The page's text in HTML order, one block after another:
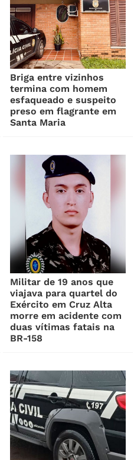
Briga entre vizinhos
termina com homem
esfaqueado e suspeito
preso em flagrante em
Santa Maria
Militar de 19 anos que
viajava para quartel do
Exército em Cruz Alta
morre em acidente com
duas vítimas fatais na
BR-158